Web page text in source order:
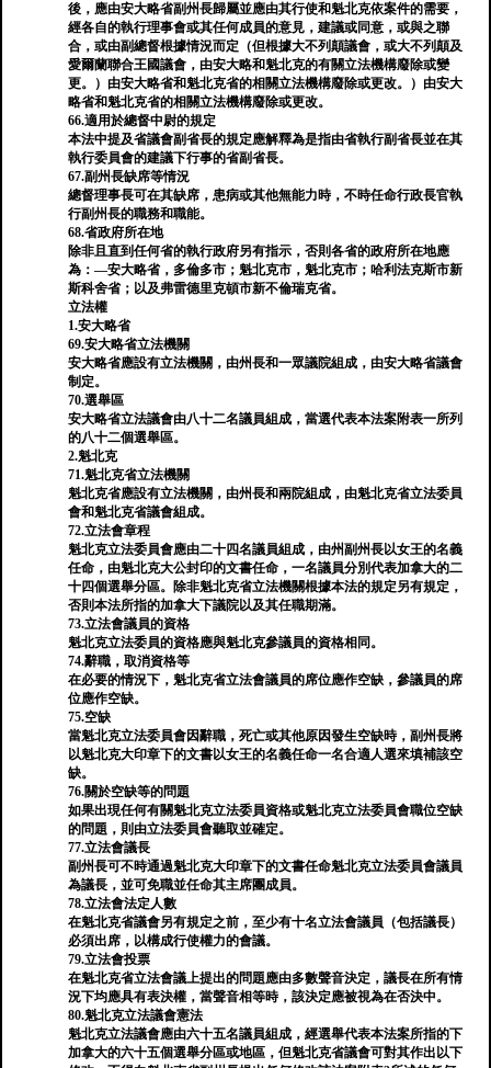
後，應由安大略省副州長歸屬並應由其行使和魁北克依案件的需要，
經各自的執行理事會或其任何成員的意見，建議或同意，或與之聯
合，或由副總督根據情況而定（但根據大不列顛議會，或大不列顛及
愛爾蘭聯合王國議會，由安大略和魁北克的有關立法機構廢除或變
更。）由安大略省和魁北克省的相關立法機構廢除或更改。）由安大
略省和魁北克省的相關立法機構廢除或更改。
66.適用於總督中尉的規定
本法中提及省議會副省長的規定應解釋為是指由省執行副省長並在其
執行委員會的建議下行事的省副省長。
67.副州長缺席等情況
總督理事長可在其缺席，患病或其他無能力時，不時任命行政長官執
行副州長的職務和職能。
68.省政府所在地
除非且直到任何省的執行政府另有指示，否則各省的政府所在地應
為：—安大略省，多倫多市；魁北克市，魁北克市；哈利法克斯市新
斯科舍省；以及弗雷德里克頓市新不倫瑞克省。
立法權
1.安大略省
69.安大略省立法機關
安大略省應設有立法機關，由州長和一眾議院組成，由安大略省議會
制定。
70.選舉區
安大略省立法議會由八十二名議員組成，當選代表本法案附表一所列
的八十二個選舉區。
2.魁北克
71.魁北克省立法機關
魁北克省應設有立法機關，由州長和兩院組成，由魁北克省立法委員
會和魁北克省議會組成。
72.立法會章程
魁北克立法委員會應由二十四名議員組成，由州副州長以女王的名義
任命，由魁北克大公封印的文書任命，一名議員分別代表加拿大的二
十四個選舉分區。除非魁北克省立法機關根據本法的規定另有規定，
否則本法所指的加拿大下議院以及其任職期滿。
73.立法會議員的資格
魁北克立法委員的資格應與魁北克參議員的資格相同。
74.辭職，取消資格等
在必要的情況下，魁北克省立法會議員的席位應作空缺，參議員的席
位應作空缺。
75.空缺
當魁北克立法委員會因辭職，死亡或其他原因發生空缺時，副州長將
以魁北克大印章下的文書以女王的名義任命一名合適人選來填補該空
缺。
76.關於空缺等的問題
如果出現任何有關魁北克立法委員資格或魁北克立法委員會職位空缺
的問題，則由立法委員會聽取並確定。
77.立法會議長
副州長可不時通過魁北克大印章下的文書任命魁北克立法委員會議員
為議長，並可免職並任命其主席團成員。
78.立法會法定人數
在魁北克省議會另有規定之前，至少有十名立法會議員（包括議長）
必須出席，以構成行使權力的會議。
79.立法會投票
在魁北克省立法會議上提出的問題應由多數聲音決定，議長在所有情
況下均應具有表決權，當聲音相等時，該決定應被視為在否決中。
80.魁北克立法議會憲法
魁北克立法議會應由六十五名議員組成，經選舉代表本法案所指的下
加拿大的六十五個選舉分區或地區，但魁北克省議會可對其作出以下